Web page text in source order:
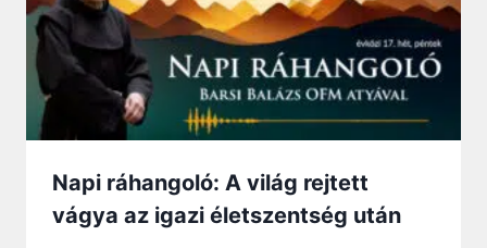
Napi ráhangoló: A világ rejtett
vágya az igazi életszentség után